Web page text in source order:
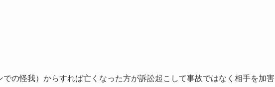
での怪我）からすれば亡くなった方が訴訟起こして事故ではなく相手を加害